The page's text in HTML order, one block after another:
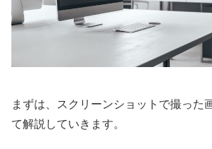
まずは、スクリーンショットで撮った
て解説していきます。